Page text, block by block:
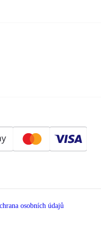
osobních údajů